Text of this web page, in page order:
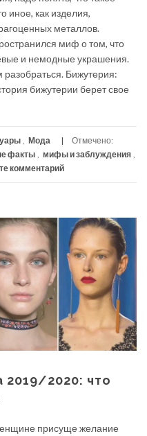
иное, как изделия,
металлов.
миф о том, что
и немодные украшения.
разобраться. Бижутерия:
бижутерии берет свое
, Мода
Отмечено:
факты , мифы и заблуждения ,
комментарий
2019/2020: что
присуще желание